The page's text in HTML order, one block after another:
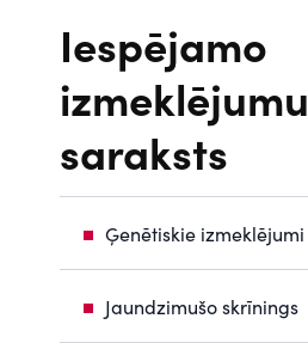
Iespējamo
izmeklējumu
saraksts
Ģenētiskie izmeklējumi
Jaundzimušo skrīnings